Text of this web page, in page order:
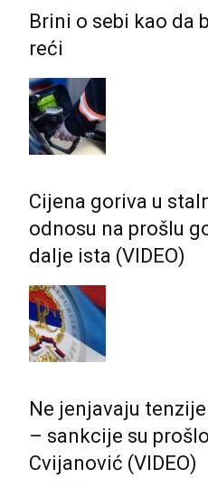
Brini o sebi kao da
reći
Cijena goriva u
odnosu na prošlu
dalje ista (VIDEO)
Ne jenjavaju
– sankcije su
Cvijanović (VIDEO)